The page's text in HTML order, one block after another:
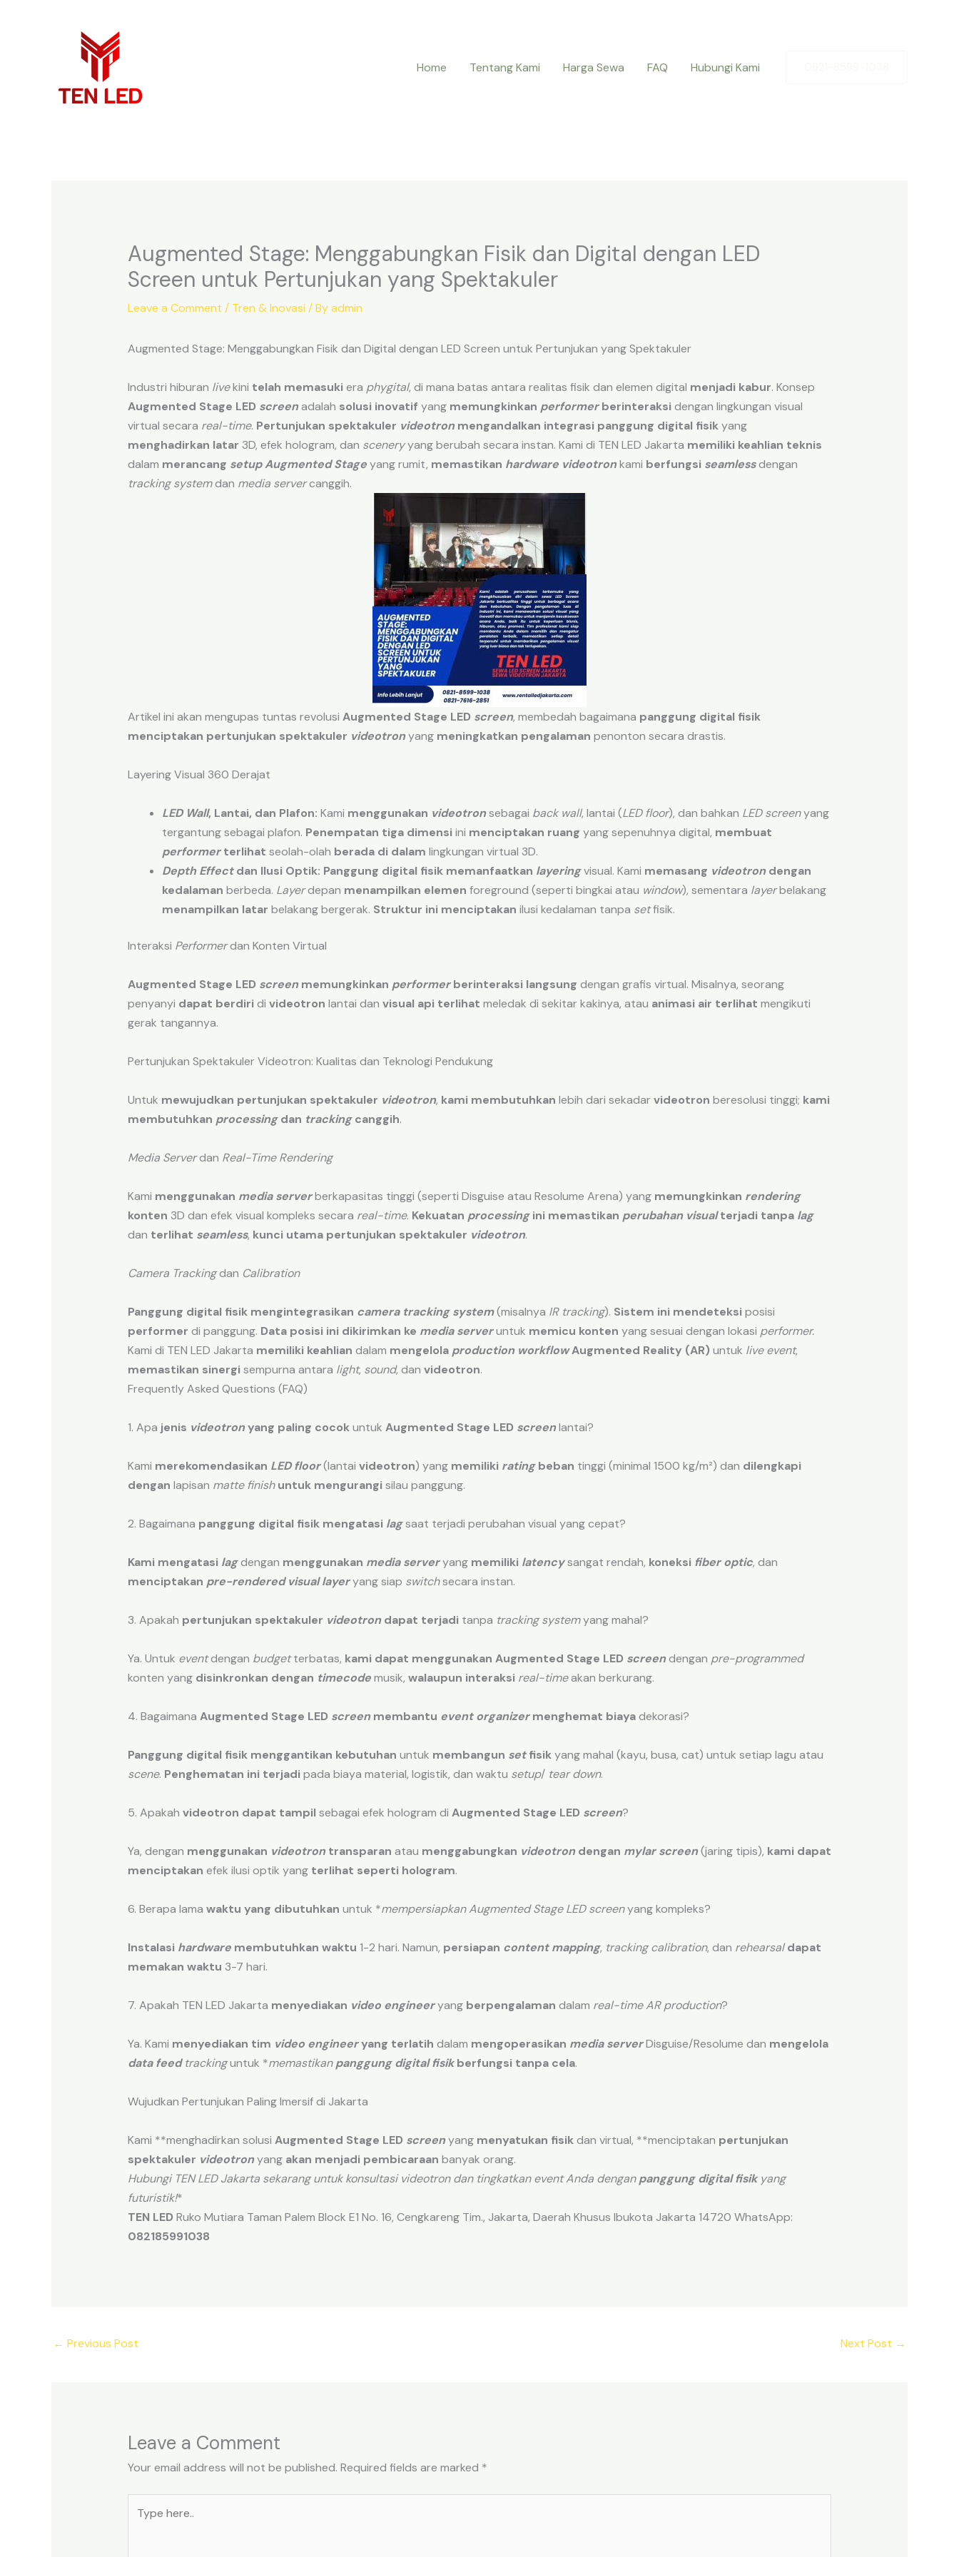
Home
Tentang Kami Harga Sewa FAQ Hubungi Kami
Augmented Stage: Menggabungkan Fisik dan Digital dengan LED
Screen untuk Pertunjukan yang Spektakuler
Leave a Comment / Tren & Inovasi / Byadmin
Augmented Stage: Menggabungkan Fisik dan Digital dengan LED Screen untuk Pertunjukan yang Spektakuler
Industri hiburan livekini telah memasuki era phygital, di mana batas antara realitas fisik dan elemen digital menjadi kabur. Konsep
Augmented Stage LED screenadalah solusi inovatif yang memungkinkan performerberinteraksi dengan lingkungan visual
virtual secara real-time. Pertunjukan spektakuler videotron mengandalkan integrasi panggung digital fisikyang
menghadirkan latar 3D, efek hologram, dan sceneryyang berubah secara instan. Kami di TEN LED Jakarta memiliki keahlian teknis
dalam merancang setup Augmented Stageyang rumit, memastikan hardware videotronkami berfungsi seamlessdengan
tracking systemdan media servercanggih.
Artikel ini akan mengupas tuntas revolusi Augmented Stage LED screen, membedah bagaimana panggung digital fisik
menciptakan pertunjukan spektakuler videotronyang meningkatkan pengalaman penonton secara drastis.
Layering Visual 360 Derajat
LED Wall, Lantai, dan Plafon: Kami menggunakan videotronsebagai back wall, lantai (LED floor), dan bahkan LED screenyang
tergantung sebagai plafon. Penempatan tiga dimensi ini menciptakan ruang yang sepenuhnya digital, membuat
performerterlihat seolah-olah berada di dalam lingkungan virtual 3D.
Depth Effectdan Ilusi Optik: Panggung digital fisik memanfaatkan layeringvisual. Kami memasang videotrondengan
kedalaman berbeda. Layerdepan menampilkan elemen foreground (seperti bingkai atau window), sementara layerbelakang
menampilkan latar belakang bergerak. Struktur ini menciptakan ilusi kedalaman tanpa setfisik.
Interaksi Performerdan Konten Virtual
Augmented Stage LED screen memungkinkan performer berinteraksi langsung dengan grafis virtual. Misalnya, seorang
penyanyi dapat berdiri di videotron lantai dan visual api terlihat meledak di sekitar kakinya, atau animasi air terlihat mengikuti
gerak tangannya.
Pertunjukan Spektakuler Videotron: Kualitas dan Teknologi Pendukung
Untuk mewujudkan pertunjukan spektakuler videotron, kami membutuhkan lebih dari sekadarvideotron beresolusi tinggi; kami
membutuhkan processingdan trackingcanggih.
Media Serverdan Real-Time Rendering
Kami menggunakan media serverberkapasitas tinggi (seperti Disguise atau Resolume Arena) yang memungkinkan rendering
konten 3D dan efek visual kompleks secara real-time. Kekuatan processingini memastikan perubahan visual terjadi tanpa lag
dan terlihat seamless, kunci utama pertunjukan spektakuler videotron.
Camera Trackingdan Calibration
Panggung digital fisik mengintegrasikan camera tracking system(misalnya IR tracking). Sistem ini mendeteksi posisi
performer di panggung. Data posisi ini dikirimkan ke media serveruntuk memicu konten yang sesuai dengan lokasi performer.
Kami di TEN LED Jakarta memiliki keahlian dalam mengelola production workflowAugmented Reality (AR) untuk live event,
memastikan sinergi sempurna antara light, sound, dan videotron.
Frequently Asked Questions (FAQ)
1. Apa jenis videotronyang paling cocokuntuk Augmented Stage LED screenlantai?
Kami merekomendasikan LED floor(lantai videotron) yang memiliki ratingbeban tinggi (minimal 1500 kg/m²) dan dilengkapi
dengan lapisan matte finish untuk mengurangi silau panggung.
2. Bagaimana panggung digital fisik mengatasi lagsaat terjadi perubahan visual yang cepat?
Kami mengatasi lagdengan menggunakan media serveryang memiliki latencysangat rendah, koneksi fiber optic, dan
menciptakan pre-rendered visual layeryang siap switchsecara instan.
3. Apakah pertunjukan spektakuler videotron dapat terjadi tanpa tracking systemyang mahal?
Ya. Untuk eventdengan budgetterbatas, kami dapat menggunakan Augmented Stage LED screendengan pre-programmed
konten yang disinkronkan dengan timecodemusik, walaupun interaksi real-timeakan berkurang.
4. Bagaimana Augmented Stage LED screen membantu event organizer menghemat biayadekorasi?
Panggung digital fisik menggantikan kebutuhan untuk membangun setfisikyang mahal (kayu, busa, cat) untuk setiap lagu atau
scene. Penghematan ini terjadi pada biaya material, logistik, dan waktu setup/ tear down.
5. Apakah videotron dapat tampil sebagai efek hologram di Augmented Stage LED screen?
Ya, dengan menggunakan videotrontransparan atau menggabungkan videotrondengan mylar screen(jaring tipis), kami dapat
menciptakan efek ilusi optik yang terlihat seperti hologram.
6. Berapa lama waktu yang dibutuhkan untuk *mempersiapkan Augmented Stage LED screenyang kompleks?
Instalasi hardware membutuhkan waktu 1-2 hari. Namun, persiapan content mapping, tracking calibration, dan rehearsal dapat
memakan waktu 3-7 hari.
7. Apakah TEN LED Jakarta menyediakan video engineeryang berpengalaman dalam real-time AR production?
Ya. Kami menyediakan tim video engineeryang terlatih dalam mengoperasikan media serverDisguise/Resolume dan mengelola
data feed trackinguntuk *memastikanpanggung digital fisik berfungsi tanpa cela.
Wujudkan Pertunjukan Paling Imersif di Jakarta
Kami **menghadirkan solusi Augmented Stage LED screenyang menyatukan fisikdan virtual, **menciptakan pertunjukan
spektakuler videotronyang akan menjadi pembicaraan banyak orang.
Hubungi TEN LED Jakarta sekarang untuk konsultasi videotron dan tingkatkan event Anda denganpanggung digital fisikyang
futuristik!*
TEN LED Ruko Mutiara Taman Palem Block E1 No. 16, Cengkareng Tim., Jakarta, Daerah Khusus Ibukota Jakarta 14720 WhatsApp:
082185991038
← Previous Post Next Post →
Leave a Comment
Your email address will not be published. Required fields are marked *
here..